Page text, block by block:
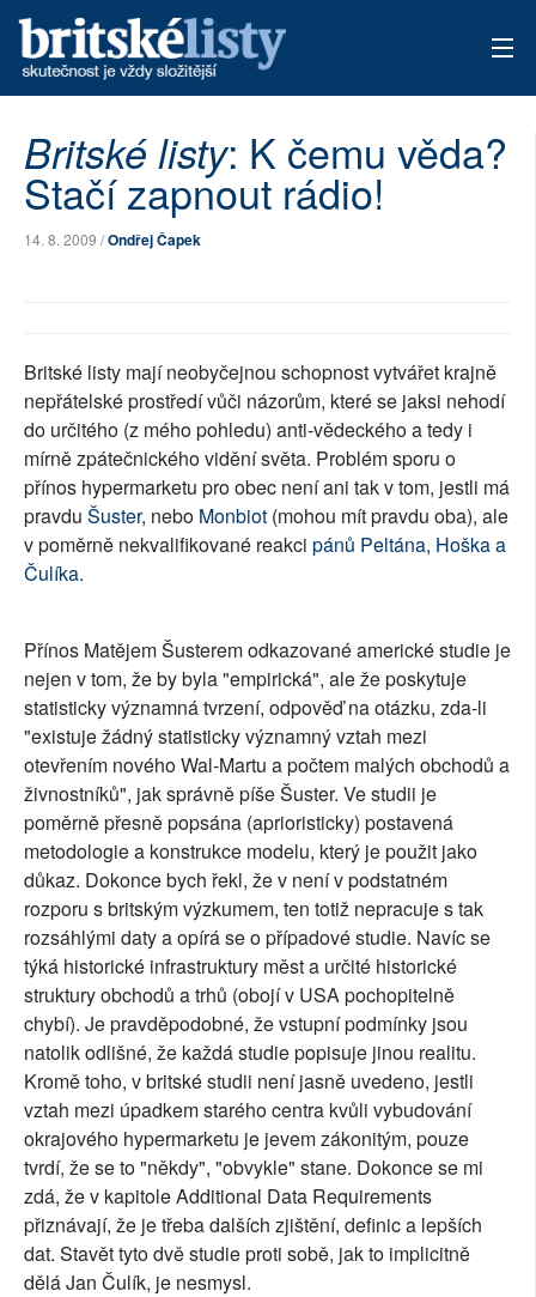
ARCHIV
TÉMATA
Britské listy: K čemu věda?
Stačí zapnout rádio!
14. 8. 2009 /Ondřej Čapek
Britské listy mají neobyčejnou schopnost vytvářet krajně
nepřátelské prostředí vůči názorům, které se jaksi nehodí
do určitého (z mého pohledu) anti-vědeckého a tedy i
mírně zpátečnického vidění světa. Problém sporu o
přínos hypermarketu pro obec není ani tak v tom, jestli má
pravdu Šuster, nebo Monbiot (mohou mít pravdu oba), ale
v poměrně nekvalifikované reakci pánů Peltána, Hoška a
Čulíka.
Přínos Matějem Šusterem odkazované americké studie je
nejen v tom, že by byla "empirická", ale že poskytuje
statisticky významná tvrzení, odpověď na otázku, zda-li
"existuje žádný statisticky významný vztah mezi
otevřením nového Wal-Martu a počtem malých obchodů a
živnostníků", jak správně píše Šuster. Ve studii je
poměrně přesně popsána (aprioristicky) postavená
metodologie a konstrukce modelu, který je použit jako
důkaz. Dokonce bych řekl, že v není v podstatném
rozporu s britským výzkumem, ten totiž nepracuje s tak
rozsáhlými daty a opírá se o případové studie. Navíc se
týká historické infrastruktury měst a určité historické
struktury obchodů a trhů (obojí v USA pochopitelně
chybí). Je pravděpodobné, že vstupní podmínky jsou
natolik odlišné, že každá studie popisuje jinou realitu.
Kromě toho, v britské studii není jasně uvedeno, jestli
vztah mezi úpadkem starého centra kvůli vybudování
okrajového hypermarketu je jevem zákonitým, pouze
tvrdí, že se to "někdy", "obvykle" stane. Dokonce se mi
zdá, že v kapitole Additional Data Requirements
přiznávají, že je třeba dalších zjištění, definic a lepších
dat. Stavět tyto dvě studie proti sobě, jak to implicitně
dělá Jan Čulík, je nesmysl.